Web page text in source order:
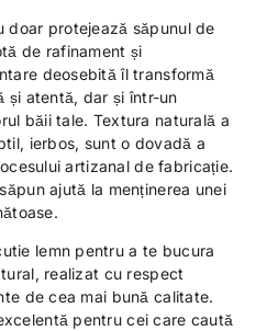
doar protejează săpunul de
de rafinament și
deosebită îl transformă
și atentă, dar și într-un
băii tale. Textura naturală a
ierbos, sunt o dovadă a
artizanal de fabricație.
ajută la menținerea unei
lemn pentru a te bucura
realizat cu respect
de cea mai bună calitate.
pentru cei care caută